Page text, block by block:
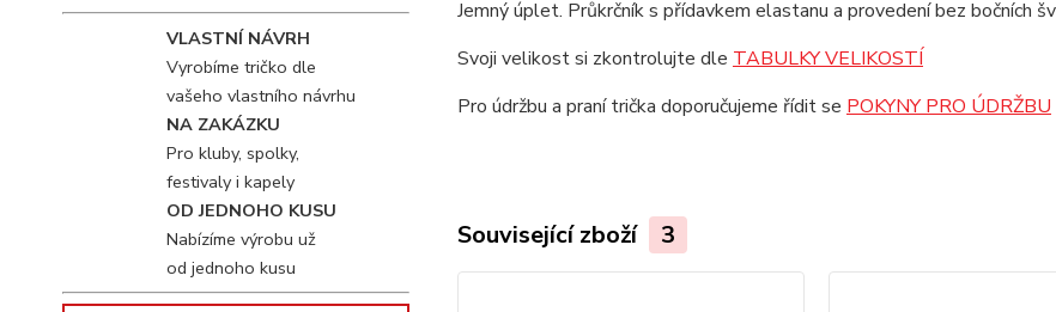
VLASTNÍ NÁVRH
Vyrobíme tričko dle
vašeho vlastního návrhu
NA ZAKÁZKU
Pro kluby, spolky,
festivaly i kapely
OD JEDNOHO KUSU
Nabízíme výrobu už
od jednoho kusu
Jemný úplet. Průkrčník s přídavkem elastanu a provedení bez bočních
Svoji velikost si zkontrolujte dle TABULKY VELIKOSTÍ
Pro údržbu a praní trička doporučujeme řídit se POKYNY PRO ÚDRŽBU
Související zboží 3